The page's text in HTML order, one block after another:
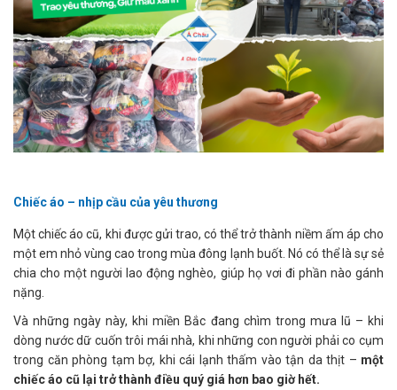
Chiếc áo – nhịp cầu của yêu thương
Một chiếc áo cũ, khi được gửi trao, có thể trở thành niềm ấm áp cho
một em nhỏ vùng cao trong mùa đông lạnh buốt. Nó có thể là sự sẻ
chia cho một người lao động nghèo, giúp họ vơi đi phần nào gánh
nặng.
Và những ngày này, khi miền Bắc đang chìm trong mưa lũ – khi
dòng nước dữ cuốn trôi mái nhà, khi những con người phải co cụm
trong căn phòng tạm bợ, khi cái lạnh thấm vào tận da thịt – một
chiếc áo cũ lại trở thành điều quý giá hơn bao giờ hết.